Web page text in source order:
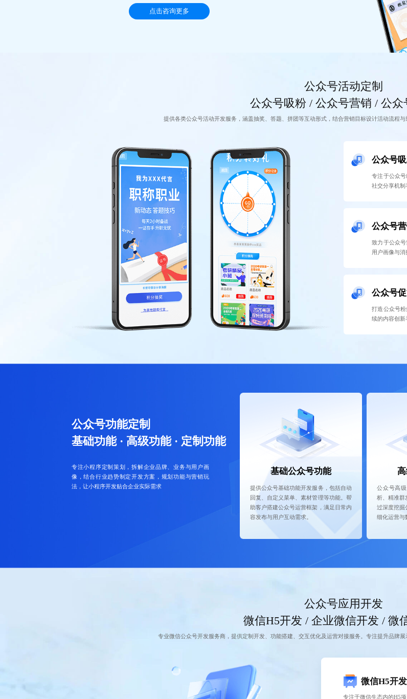
点击咨询更多
公众号活动定制
公众号吸粉 / 公众号营销 / 公众
提供各类公众号活动开发服务，涵盖抽奖、答题、拼团等互动形式，结合营销目标设计活动流程
公众号
专注于公众
社交分享机制
公众号
致力于公众
用户画像与消
公众号
打造公众号
续的内容创新
公众号功能定制
基础功能 · 高级功能 · 定制功能
专注小程序定制策划，拆解企业品牌、业务与用户画
像，结合行业趋势制定开发方案，规划功能与营销玩
法，让小程序开发贴合企业实际需求
基础公众号功能
提供公众号基础功能开发服务，包括自动
回复、自定义菜单、素材管理等功能。帮
助客户搭建公众号运营框架，满足日常内
容发布与用户互动需求。
公众号高
析、精准群
过深度挖掘
细化运营与
公众号应用开发
微信H5开发 / 企业微信开发 / 微
专业微信公众号开发服务商，提供定制开发、功能搭建、交互优化及运营对接服务。专注提升品牌
微信H5开发
专注于微信生态内的H5